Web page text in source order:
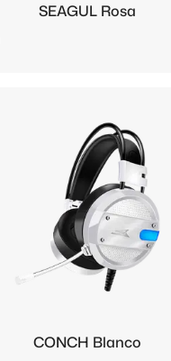
SEAGUL Rosa
CONCH Blanco